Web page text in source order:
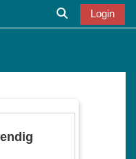
Sucheingabe
Login